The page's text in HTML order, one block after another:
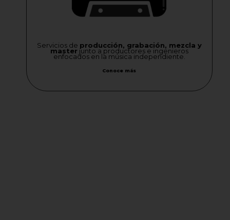
Servicios de producción, grabación, mezcla y
masterjunto a productores e ingenieros
enfocados en la música independiente.
Conoce más